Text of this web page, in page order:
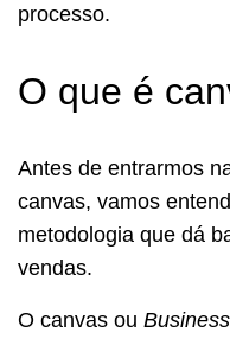
processo.
O que é
Antes de entrarmos
canvas, vamos
metodologia que dá
vendas.
O canvas ou